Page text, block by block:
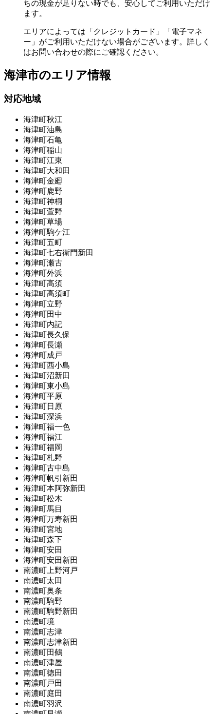
ちの現金が足りない時でも、安心してご利用いただけ
ます。
エリアによっては「クレジットカード」「電子マネ
ー」がご利用いただけない場合がございます。詳しく
はお問い合わせの際にご確認ください。
海津市のエリア情報
対応地域
海津町秋江
海津町油島
海津町石亀
海津町稲山
海津町江東
海津町大和田
海津町金廻
海津町鹿野
海津町神桐
海津町萱野
海津町草場
海津町駒ケ江
海津町五町
海津町七右衛門新田
海津町瀬古
海津町外浜
海津町高須
海津町高須町
海津町立野
海津町田中
海津町内記
海津町長久保
海津町長瀬
海津町成戸
海津町西小島
海津町沼新田
海津町東小島
海津町平原
海津町日原
海津町深浜
海津町福一色
海津町福江
海津町福岡
海津町札野
海津町古中島
海津町帆引新田
海津町本阿弥新田
海津町松木
海津町馬目
海津町万寿新田
海津町宮地
海津町森下
海津町安田
海津町安田新田
南濃町上野河戸
南濃町太田
南濃町奥条
南濃町駒野
南濃町駒野新田
南濃町境
南濃町志津
南濃町志津新田
南濃町田鶴
南濃町津屋
南濃町徳田
南濃町戸田
南濃町庭田
南濃町羽沢